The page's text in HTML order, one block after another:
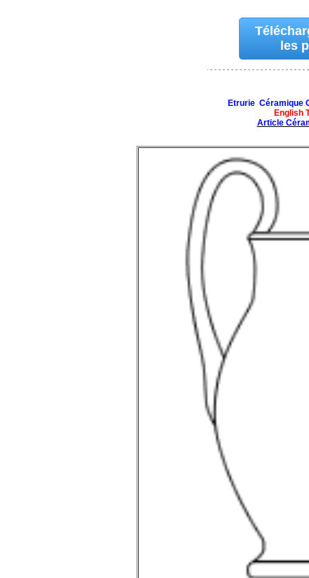
les
Etrurie Céramique
English
Article